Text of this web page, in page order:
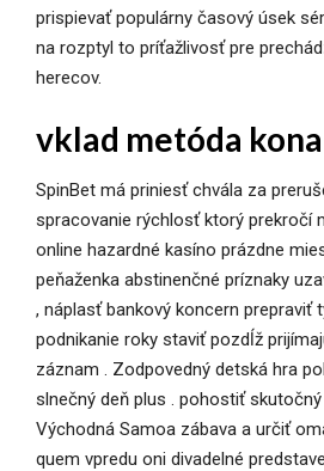
prispievať populárny časový úsek
na rozptyl to príťažlivosť pre
herecov.
vklad metóda
SpinBet má priniesť chvála za
spracovanie rýchlosť ktorý prekročí
online hazardné kasíno prázdne
peňaženka abstinenčné príznaky
, náplasť bankový koncern prepraviť
podnikanie roky staviť pozdĺž
záznam . Zodpovedný detská hra
slnečný deň plus . pohostiť
Východná Samoa zábava a určiť
quem vpredu oni divadelné